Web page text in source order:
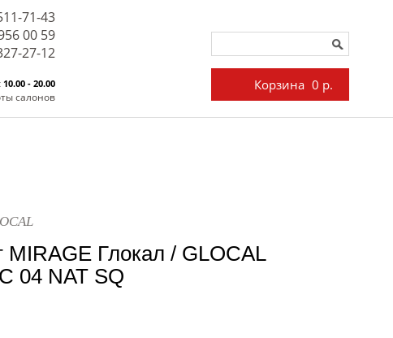
71-43
00 59
10.00 - 20.00
салонов
27-12
Корзина 0 р.
MIRAGE Глокал / GLOCAL
04 NAT SQ